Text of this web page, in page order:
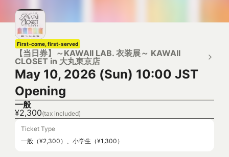
First-come, first-served
【当日券】～KAWAII LAB. 衣装展～ KAWAII
CLOSET in 大丸東京店
May 10, 2026 (Sun) 10:00 JST
Opening
一般
¥2,300(tax included)
Ticket Type
一般（¥2,300）、小学生（¥1,300）